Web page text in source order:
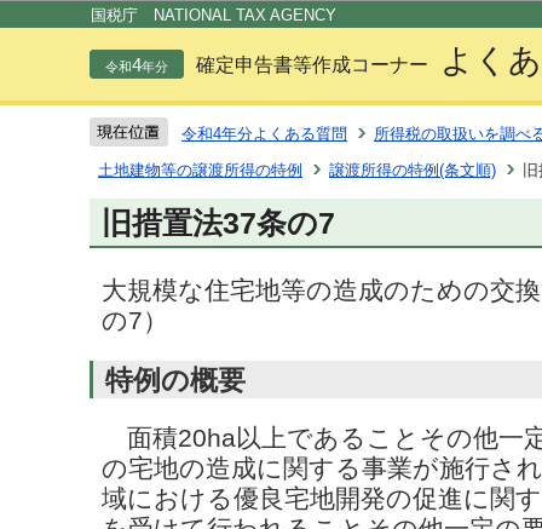
国税庁 NATIONAL TAX AGENCY
令和4年分 確定申告書等作成コーナー よく
令和4年分よくある質問
所得税の取扱いを調べ
土地建物等の譲渡所得の特例
譲渡所得の特例(条文順)
旧措置法37条の7
大規模な住宅地等の造成のための交
の7）
特例の概要
面積20ha以上であることその他一
の宅地の造成に関する事業が施行さ
域における優良宅地開発の促進に関